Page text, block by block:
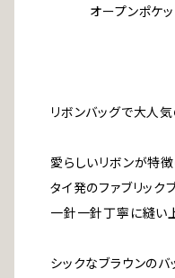
オープンポケッ
リボンバッグで大人
愛らしいリボンが特徴
タイ発のファブリック
一針一針丁寧に縫い
シックなブラウンの